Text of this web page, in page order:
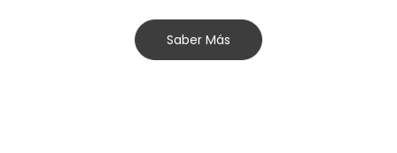
Saber Más